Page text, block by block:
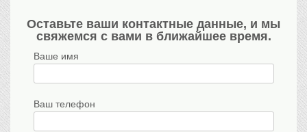
Оставьте ваши контактные данные, и мы
свяжемся с вами в ближайшее время.
Ваше имя
Ваш телефон